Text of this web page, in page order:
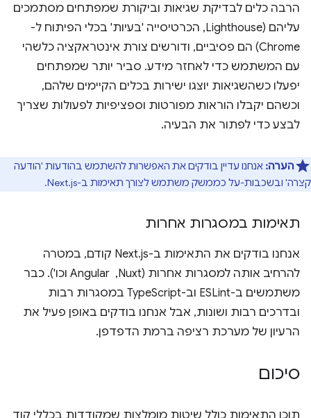
הרבה כלים לבדיקת שגיאות וביקורת שמפתחים מסתמכים
עליהם (Lighthouse, הכרטיסייה 'בעיות' בכלי הפיתוח ל-
Chrome) הם פסיביים, ודורשים צורת אינטראקציה כלשהי
עם המשתמש כדי לאחזר מידע. סביר יותר שמפתחים
יפעלו כשהשגיאות יוצגו ישירות בכלים הקיימים שלהם,
וכשהם יקבלו הוראות מפורטות וספציפיות לפעולות שצריך
לבצע כדי לפתור את הבעיה.
הערה: אנחנו עדיין בודקים את האפשרות להשתמש בהודעות 'הודעה
קצרה' ובשכבות-על כממשק משתמש לצורך תאימות ב-Next.js.
תאימות במסגרות אחרות
אנחנו בודקים את התאימות ב-Next.js קודם, במטרה
להרחיב אותה למסגרות אחרות (Nuxt, ‏ Angular וכו'). כבר
משתמשים ב-ESLint וב-TypeScript במסגרות רבות
ובדרכים רבות ושונות, אבל אנחנו בודקים באופן פעיל את
הרעיון של מערכת רציפה ברמת הדפדפן.
סיכום
תוכן התאימות כולל שיטות מומלצות שמקודדות בכללי קוד